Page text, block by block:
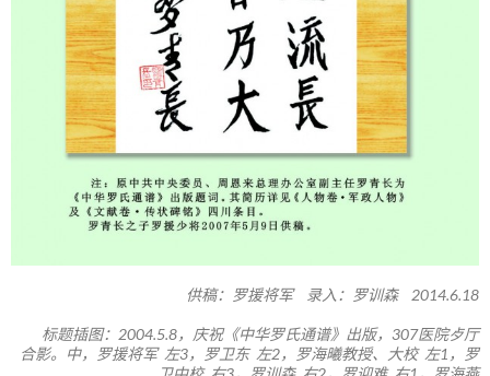
供稿：罗援将军 录入：罗训森 2014.6.18
标题插图：2004.5.8，庆祝《中华罗氏通谱》出版，307医院歺厅
合影。中，罗援将军 左3，罗卫东 左2，罗海曦教授、大校 左1，罗